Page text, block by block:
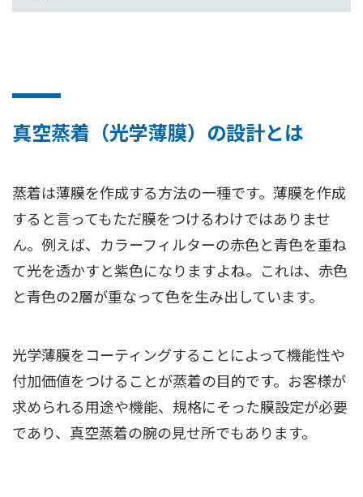
真空蒸着（光学薄膜）の設計とは
蒸着は薄膜を作成する方法の一種です。薄膜を作成
すると言ってもただ膜をつけるわけではありませ
ん。例えば、カラーフィルターの赤色と青色を重ね
て光を透かすと紫色になりますよね。これは、赤色
と青色の2層が重なって色を生み出しています。
光学薄膜をコーティングすることによって機能性や
付加価値をつけることが蒸着の目的です。お客様が
求められる用途や機能、規格にそった膜設定が必要
であり、真空蒸着の腕の見せ所でもあります。